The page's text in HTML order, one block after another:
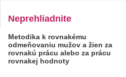
Neprehliadnite
Metodika k rovnakému
odmeňovaniu mužov a žien za
rovnakú prácu alebo za prácu
rovnakej hodnoty